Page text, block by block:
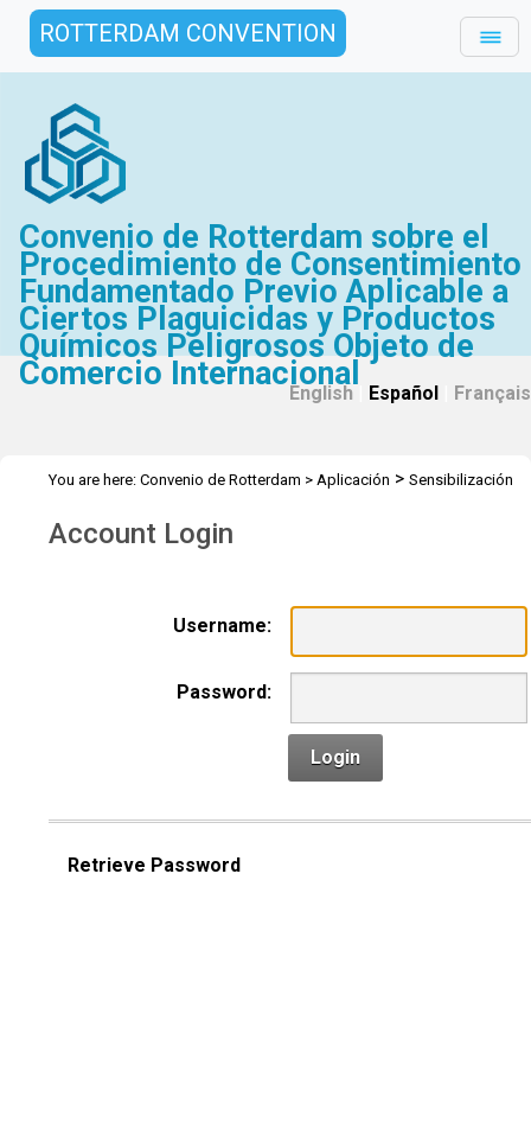
ROTTERDAM CONVENTION
Convenio de Rotterdam sobre el
Procedimiento de Consentimiento
Fundamentado Previo Aplicable a
Ciertos Plaguicidas y Productos
Químicos Peligrosos Objeto de
Comercio Internacional
English Español Français
You are here: Convenio de Rotterdam > Aplicación > Sensibilización
Account Login
Username:
Password:
Login
Retrieve Password